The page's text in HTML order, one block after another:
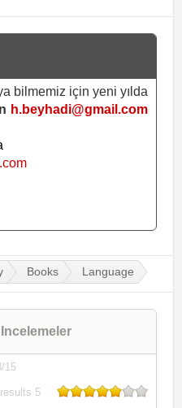
bilmemiz için yeni yılda
h.beyhadi@gmail.com
Books Language
15
5